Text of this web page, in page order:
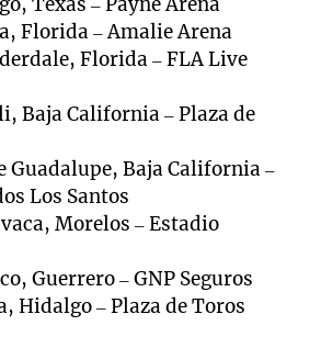
Florida – Amalie Arena
Florida – FLA Live
Baja California – Plaza de
Guadalupe, Baja California –
Los Santos
Morelos – Estadio
Guerrero – GNP Seguros
Hidalgo – Plaza de Toros